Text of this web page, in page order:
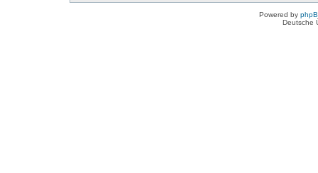
Powered by
Deutsche